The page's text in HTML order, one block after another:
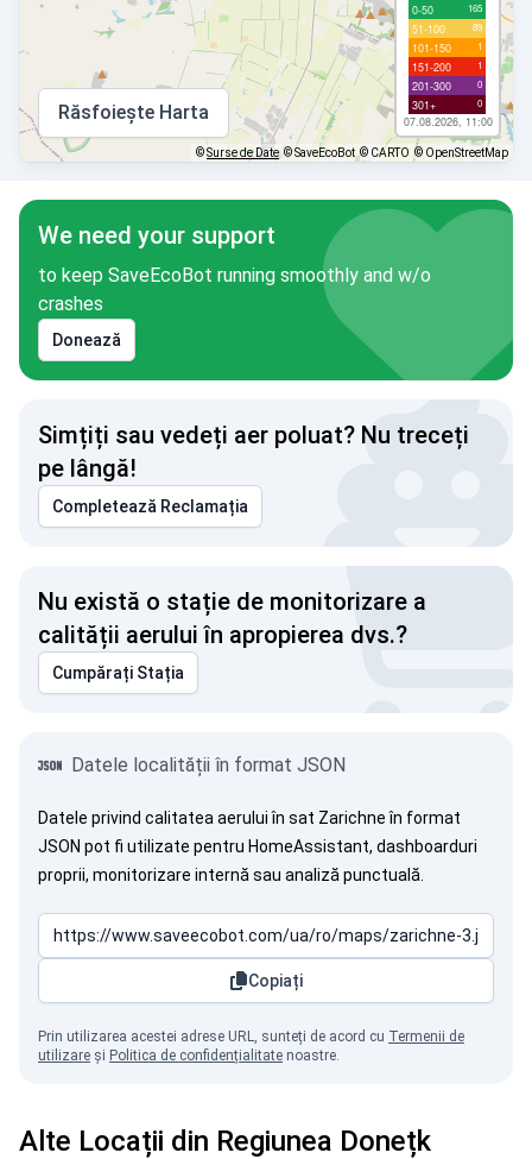
0-50 165
51-100 89
101-150 1
151-200 1
201-300 0
301+ 0
07.08.2026, 11:00
Răsfoiește Harta
©Surse de Date © SaveEcoBot © CARTO © OpenStreetMap
We need your support
to keep SaveEcoBot running smoothly and w/o
crashes
Donează
Simțiți sau vedeți aer poluat? Nu treceți
pe lângă!
Completează Reclamația
Nu există o stație de monitorizare a
calității aerului în apropierea dvs.?
Cumpărați Stația
Datele localității în format JSON
Datele privind calitatea aerului în sat Zarichne în format
JSON pot fi utilizate pentru HomeAssistant, dashboarduri
proprii, monitorizare internă sau analiză punctuală.
Copiați
Prin utilizarea acestei adrese URL, sunteți de acord cu Termenii de
utilizare și Politica de confidențialitate noastre.
Alte Locații din Regiunea Donețk